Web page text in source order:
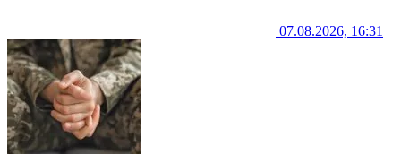
07.08.2026, 16:31